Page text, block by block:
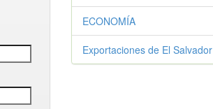
ECONOMÍA
Exportaciones de El Salvador